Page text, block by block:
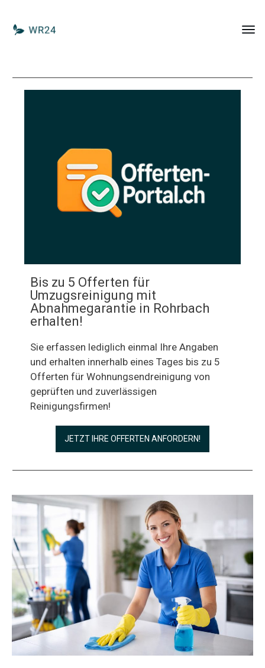
Bis zu 5 Offerten für
Umzugsreinigung mit
Abnahmegarantie in Rohrbach
erhalten!
Sie erfassen lediglich einmal Ihre Angaben
und erhalten innerhalb eines Tages bis zu 5
Offerten für Wohnungsendreinigung von
geprüften und zuverlässigen
Reinigungsfirmen!
JETZT IHRE OFFERTEN ANFORDERN!